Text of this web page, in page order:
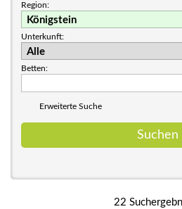
Region:
Unterkunft:
Betten:
Erweiterte Suche
22